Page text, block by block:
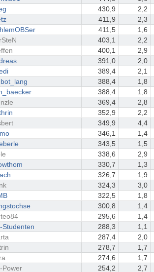
430,9
2,2
411,9
2,3
411,5
1,6
403,1
2,2
400,1
2,9
391,0
2,0
389,4
2,1
388,4
1,8
388,4
1,8
369,4
2,8
352,9
2,2
349,9
4,4
346,1
1,4
343,5
1,5
338,6
2,9
330,7
1,3
326,7
1,9
324,3
3,0
322,5
1,8
300,8
1,4
295,6
1,4
Studenten 288,3
1,1
287,4
2,0
278,7
1,7
274,6
1,7
Power 254,2 2,7